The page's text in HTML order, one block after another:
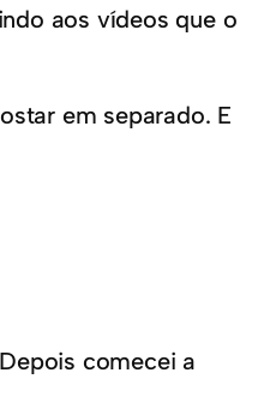
aos vídeos que o
em separado. E
comecei a